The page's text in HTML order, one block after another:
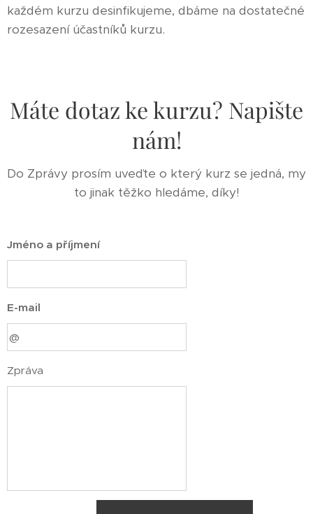
každém kurzu desinfikujeme, dbáme na dostatečné
rozesazení účastníků kurzu.
Máte dotaz ke kurzu? Napište
nám!
Do Zprávy prosím uveďte o který kurz se jedná, my
to jinak těžko hledáme, díky!
Jméno a příjmení
E-mail
Zpráva